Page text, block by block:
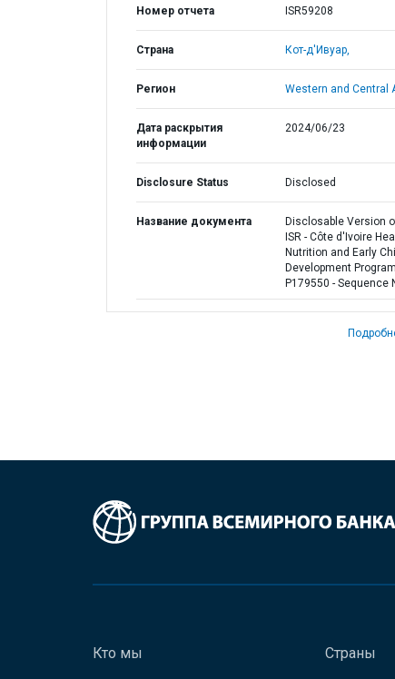
Номер отчета ISR59208
Страна Кот-д'Ивуар,
Регион Western and Central
Дата раскрытия
информации
2024/06/23
Disclosure Status Disclosed
Название документа
Disclosable Version
ISR - Côte d'Ivoire
Nutrition and Early
Development
P179550 - Sequence
Кто мы Страны